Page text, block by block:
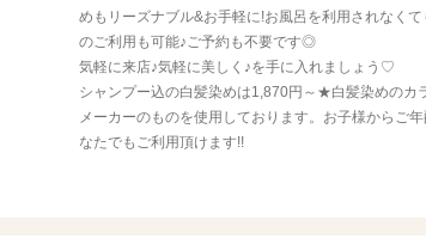
めもリーズナブル&お手軽に!お風呂を利用されなくて
のご利用も可能♪ご予約も不要です◎
気軽に来店♪気軽に美しく♪を手に入れましょう♡
シャンプー込の白髪染めは1,870円～★白髪染めのカ
メーカーのものを使用しております。お子様からご
なたでもご利用頂けます!!